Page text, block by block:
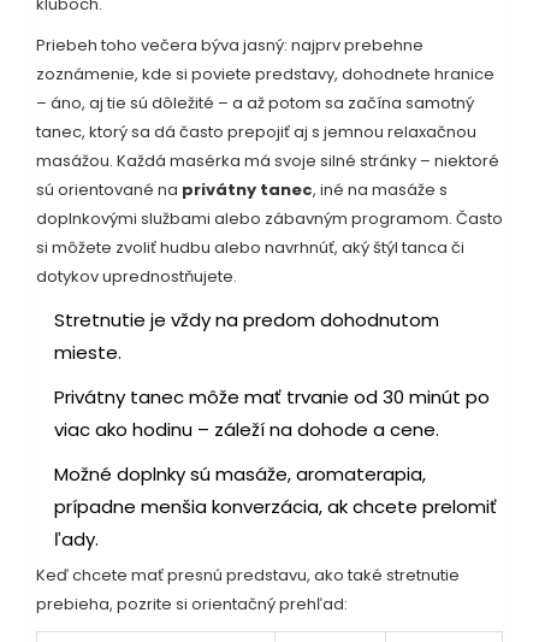
Priebeh toho večera býva jasný: najprv prebehne
zoznámenie, kde si poviete predstavy, dohodnete hranice
– áno, aj tie sú dôležité – a až potom sa začína samotný
tanec, ktorý sa dá často prepojiť aj s jemnou relaxačnou
masážou. Každá masérka má svoje silné stránky – niektoré
sú orientované na privátny tanec, iné na masáže s
doplnkovými službami alebo zábavným programom. Často
si môžete zvoliť hudbu alebo navrhnúť, aký štýl tanca či
dotykov uprednostňujete.
Stretnutie je vždy na predom dohodnutom
mieste.
Privátny tanec môže mať trvanie od 30 minút po
viac ako hodinu – záleží na dohode a cene.
Možné doplnky sú masáže, aromaterapia,
prípadne menšia konverzácia, ak chcete prelomiť
ľady.
Keď chcete mať presnú predstavu, ako také stretnutie
prebieha, pozrite si orientačný prehľad: